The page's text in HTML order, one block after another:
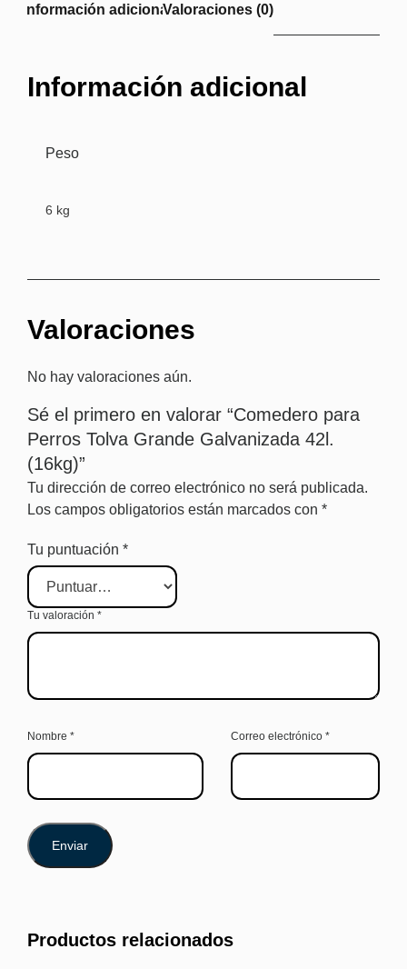
Información adicionalValoraciones (0)
Información adicional
Peso
6 kg
Valoraciones
No hay valoraciones aún.
Sé el primero en valorar “Comedero para
Perros Tolva Grande Galvanizada 42l.
(16kg)”
Tu dirección de correo electrónico no será publicada.
Los campos obligatorios están marcados con *
Tu puntuación *
Tu valoración *
Nombre * Correo electrónico *
Productos relacionados